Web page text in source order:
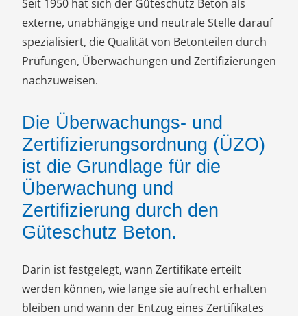
Seit 1950 hat sich der Güteschutz Beton als
externe, unabhängige und neutrale Stelle darauf
spezialisiert, die Qualität von Betonteilen durch
Prüfungen, Überwachungen und Zertifizierungen
nachzuweisen.
Die Überwachungs- und
Zertifizierungsordnung (ÜZO)
ist die Grundlage für die
Überwachung und
Zertifizierung durch den
Güteschutz Beton.
Darin ist festgelegt, wann Zertifikate erteilt
werden können, wie lange sie aufrecht erhalten
bleiben und wann der Entzug eines Zertifikates